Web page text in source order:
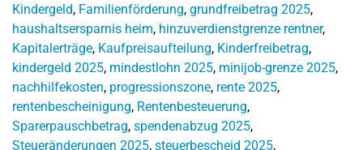
Kindergeld, Familienförderung, grundfreibetrag 2025,
haushaltsersparnis heim, hinzuverdienstgrenze rentner,
Kapitalerträge, Kaufpreisaufteilung, Kinderfreibetrag,
kindergeld 2025, mindestlohn 2025, minijob-grenze 2025,
nachhilfekosten, progressionszone, rente 2025,
rentenbescheinigung, Rentenbesteuerung,
Sparerpauschbetrag, spendenabzug 2025,
Steueränderungen 2025, steuerbescheid 2025,